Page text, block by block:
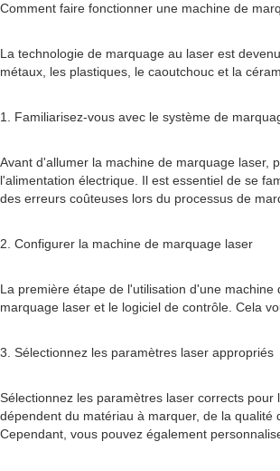
Comment faire fonctionner une machine de
La technologie de marquage au laser est
métaux, les plastiques, le caoutchouc et la
1. Familiarisez-vous avec le système de
Avant d'allumer la machine de marquage laser,
l'alimentation électrique. Il est essentiel de se
des erreurs coûteuses lors du processus de
2. Configurer la machine de marquage laser
La première étape de l'utilisation d'une
marquage laser et le logiciel de contrôle. Cela
3. Sélectionnez les paramètres laser appropriés
Sélectionnez les paramètres laser corrects
dépendent du matériau à marquer, de la
Cependant, vous pouvez également